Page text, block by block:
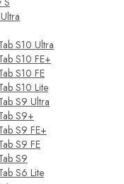
S10 Ultra
S10 FE+
S10 FE
S10 Lite
S9 Ultra
S9+
S9 FE+
S9 FE
S9
S6 Lite